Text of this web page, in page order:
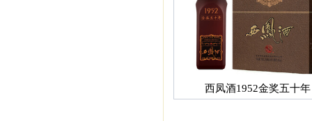
西凤酒1952金奖五十年